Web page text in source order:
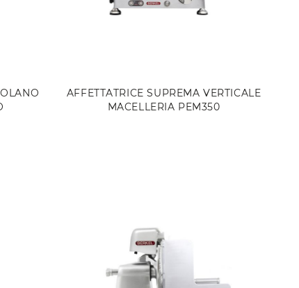
AFFETTATRICE SUPREMA VERTICALE
MACELLERIA PEM350